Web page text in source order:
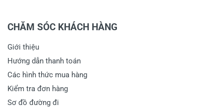
CHĂM SÓC KHÁCH HÀNG
Giới thiệu
Hướng dẫn thanh toán
Các hình thức mua hàng
Kiểm tra đơn hàng
Sơ đồ đường đi